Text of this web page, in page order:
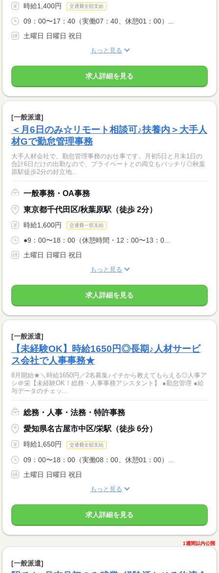
時給1,400円 交通費全額支給
09：00〜17：40（実働07：40、休憩01：00）...
土曜日 日曜日 祝日
もっと見る
求人詳細を見る
[一般派遣]
＜月6日のみ☆リモート相談可♪扶養内＞大手人
材Gで勤怠管理事務
大手人材会社で、勤怠管理事務のお仕事です。月初5日と月末1日の
合計6日だけの出勤なので、プライベートとの両立もバッチリ◎秋葉
原駅徒歩2分の好立地...
一般事務・OA事務
東京都千代田区/秋葉原駅（徒歩 2分）
時給1,600円 交通費一部支給
●9：00〜18：00（休憩時間・12：00〜13：0...
土曜日 日曜日 祝日
もっと見る
求人詳細を見る
[一般派遣]
【未経験OK】時給1650円◎長期♪人材サービ
ス会社で人事事務★
8月開始★＼時給1650円／2名募集♪イチから教えてもらえる◎人事ア
シ＠栄【未経験OK！総務・人事事務アシスタント】 ●勤怠管理 ●給
与データのチェッ...
総務・人事・法務・特許事務
愛知県名古屋市中区/栄駅（徒歩 6分）
時給1,650円 交通費全額支給
09：00〜18：00（実働08：00、休憩01：00）...
土曜日 日曜日 祝日
もっと見る
求人詳細を見る
1週間以内公開
[一般派遣]